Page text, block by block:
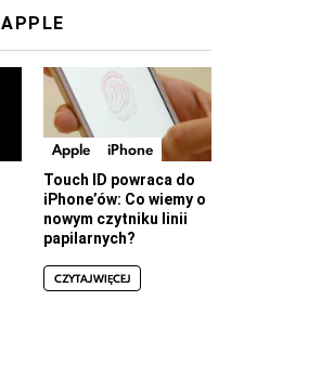
APPLE
Apple iPhone
Touch ID powraca do
iPhone’ów: Co wiemy o
nowym czytniku linii
papilarnych?
CZYTAJ WIĘCEJ